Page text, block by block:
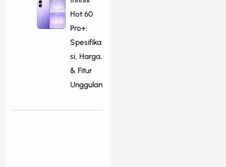
Hot 60
Pro+:
Spesifika
si, Harga,
& Fitur
Unggulan